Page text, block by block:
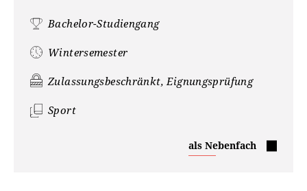
Bachelor-Studiengang
Wintersemester
Zulassungsbeschränkt, Eignungsprüfung
Sport
Sport-
und
als Nebenfach